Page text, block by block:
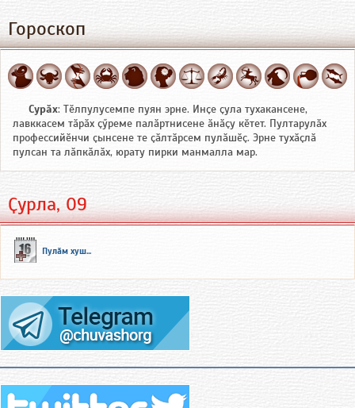
Гороскоп
Сурӑх: Тӗлпулусемпе пуян эрне. Инҫе ҫула тухакансене,
лавккасем тӑрӑх ҫӳреме палӑртнисене ӑнӑҫу кӗтет. Пултарулӑх
профессийӗнчи ҫынсене те ҫӑлтӑрсем пулӑшӗҫ. Эрне тухӑҫлӑ
пулсан та лӑпкӑлӑх, юрату пирки манмалла мар.
Ҫурла, 09
Пулӑм хуш...